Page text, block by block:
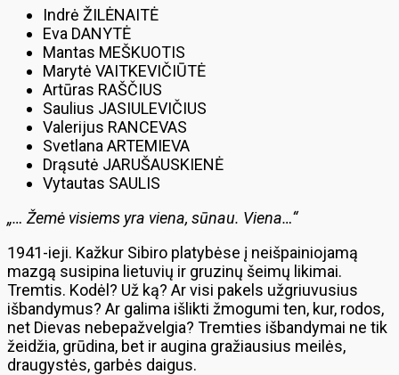
Indrė ŽILĖNAITĖ
Eva DANYTĖ
Mantas MEŠKUOTIS
Marytė VAITKEVIČIŪTĖ
Artūras RAŠČIUS
Saulius JASIULEVIČIUS
Valerijus RANCEVAS
Svetlana ARTEMIEVA
Drąsutė JARUŠAUSKIENĖ
Vytautas SAULIS
„… Žemė visiems yra viena, sūnau. Viena…“
1941-ieji. Kažkur Sibiro platybėse į neišpainiojamą
mazgą susipina lietuvių ir gruzinų šeimų likimai.
Tremtis. Kodėl? Už ką? Ar visi pakels užgriuvusius
išbandymus? Ar galima išlikti žmogumi ten, kur, rodos,
net Dievas nebepažvelgia? Tremties išbandymai ne tik
žeidžia, grūdina, bet ir augina gražiausius meilės,
draugystės, garbės daigus.